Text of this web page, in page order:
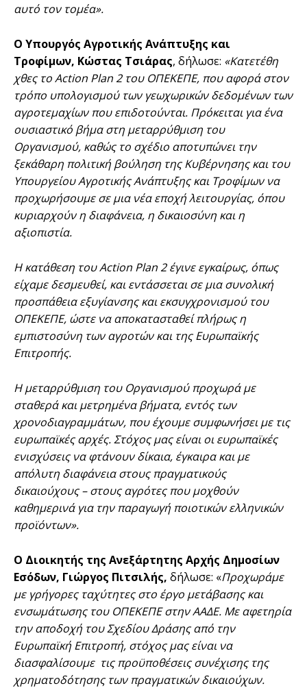
αυτό τον τομέα».
Ο Υπουργός Αγροτικής Ανάπτυξης και
Τροφίμων, Κώστας Τσιάρας, δήλωσε: «Κατετέθη
χθες το Action Plan 2 του ΟΠΕΚΕΠΕ, που αφορά στον
τρόπο υπολογισμού των γεωχωρικών δεδομένων των
αγροτεμαχίων που επιδοτούνται. Πρόκειται για ένα
ουσιαστικό βήμα στη μεταρρύθμιση του
Οργανισμού, καθώς το σχέδιο αποτυπώνει την
ξεκάθαρη πολιτική βούληση της Κυβέρνησης και του
Υπουργείου Αγροτικής Ανάπτυξης και Τροφίμων να
προχωρήσουμε σε μια νέα εποχή λειτουργίας, όπου
κυριαρχούν η διαφάνεια, η δικαιοσύνη και η
αξιοπιστία.
Η κατάθεση του Action Plan 2 έγινε εγκαίρως, όπως
είχαμε δεσμευθεί, και εντάσσεται σε μια συνολική
προσπάθεια εξυγίανσης και εκσυγχρονισμού του
ΟΠΕΚΕΠΕ, ώστε να αποκατασταθεί πλήρως η
εμπιστοσύνη των αγροτών και της Ευρωπαϊκής
Επιτροπής.
Η μεταρρύθμιση του Οργανισμού προχωρά με
σταθερά και μετρημένα βήματα, εντός των
χρονοδιαγραμμάτων, που έχουμε συμφωνήσει με τις
ευρωπαϊκές αρχές. Στόχος μας είναι οι ευρωπαϊκές
ενισχύσεις να φτάνουν δίκαια, έγκαιρα και με
απόλυτη διαφάνεια στους πραγματικούς
δικαιούχους – στους αγρότες που μοχθούν
καθημερινά για την παραγωγή ποιοτικών ελληνικών
προϊόντων».
Ο Διοικητής της Ανεξάρτητης Αρχής Δημοσίων
Εσόδων, Γιώργος Πιτσιλής, δήλωσε: «Προχωράμε
με γρήγορες ταχύτητες στο έργο μετάβασης και
ενσωμάτωσης του ΟΠΕΚΕΠΕ στην ΑΑΔΕ. Με αφετηρία
την αποδοχή του Σχεδίου Δράσης από την
Ευρωπαϊκή Επιτροπή, στόχος μας είναι να
διασφαλίσουμε τις προϋποθέσεις συνέχισης της
χρηματοδότησης των πραγματικών δικαιούχων.